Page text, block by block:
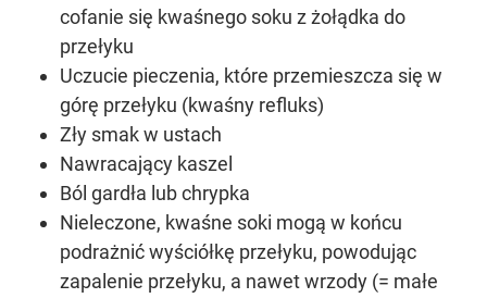
cofanie się kwaśnego soku z żołądka do
przełyku
Uczucie pieczenia, które przemieszcza się w
górę przełyku (kwaśny refluks)
Zły smak w ustach
Nawracający kaszel
Ból gardła lub chrypka
Nieleczone, kwaśne soki mogą w końcu
podrażnić wyściółkę przełyku, powodując
zapalenie przełyku, a nawet wrzody (= małe